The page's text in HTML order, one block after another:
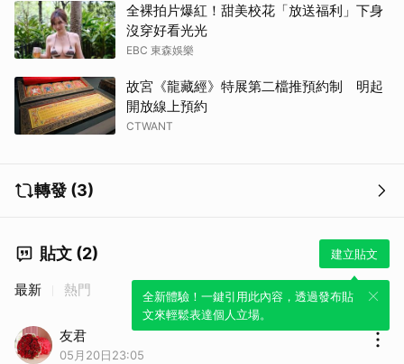
全裸拍片爆紅！甜美校花「放送福利」下身
沒穿好看光光
EBC 東森娛樂
故宮《龍藏經》特展第二檔推預約制 明起
開放線上預約
CTWANT
轉發 (3)
貼文 (2) 建立貼文
全新體驗！一鍵引用此內容，透過發布貼
文來輕鬆表達個人立場。
最新 熱門
友君
05月20日23:05